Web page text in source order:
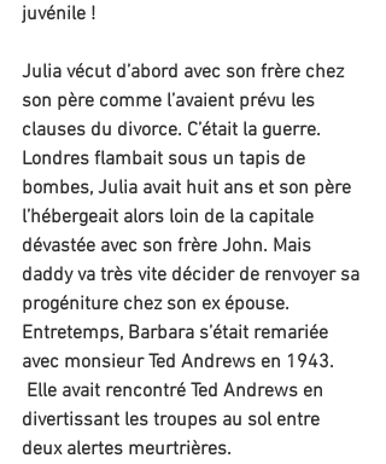
juvénile !
Julia vécut d’abord avec son frère chez
son père comme l’avaient prévu les
clauses du divorce. C’était la guerre.
Londres flambait sous un tapis de
bombes, Julia avait huit ans et son père
l’hébergeait alors loin de la capitale
dévastée avec son frère John. Mais
daddy va très vite décider de renvoyer sa
progéniture chez son ex épouse.
Entretemps, Barbara s’était remariée
avec monsieur Ted Andrews en 1943.
Elle avait rencontré Ted Andrews en
divertissant les troupes au sol entre
deux alertes meurtrières.